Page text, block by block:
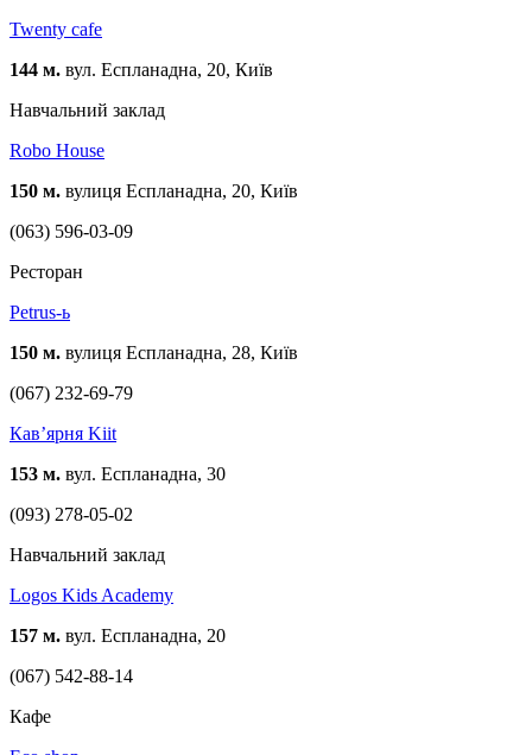
Twenty cafe
144 м. вул. Еспланадна, 20, Київ
Навчальний заклад
Robo House
150 м. вулиця Еспланадна, 20, Київ
(063) 596-03-09
Ресторан
Petrus-ь
150 м. вулиця Еспланадна, 28, Київ
(067) 232-69-79
Кав’ярня Kiit
153 м. вул. Еспланадна, 30
(093) 278-05-02
Навчальний заклад
Logos Kids Academy
157 м. вул. Еспланадна, 20
(067) 542-88-14
Кафе